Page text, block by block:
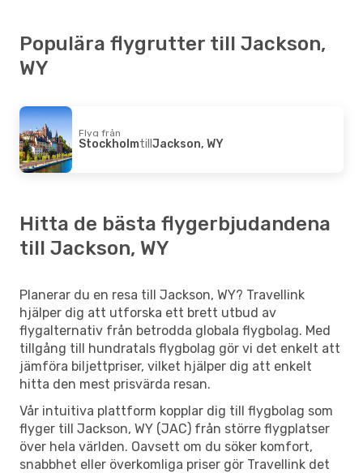
Jackson, WY
- Köpenhamn
Populära flygrutter till Jackson,
WY
Flyg från
StockholmtillJackson, WY
Hitta de bästa flygerbjudandena
till Jackson, WY
Planerar du en resa till Jackson, WY? Travellink
hjälper dig att utforska ett brett utbud av
flygalternativ från betrodda globala flygbolag. Med
tillgång till hundratals flygbolag gör vi det enkelt att
jämföra biljettpriser, vilket hjälper dig att enkelt
hitta den mest prisvärda resan.
Vår intuitiva plattform kopplar dig till flygbolag som
flyger till Jackson, WY (JAC) från större flygplatser
över hela världen. Oavsett om du söker komfort,
snabbhet eller överkomliga priser gör Travellink det